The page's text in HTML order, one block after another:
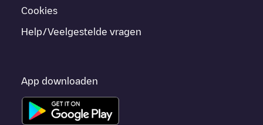
Cookies
Help/Veelgestelde vragen
App downloaden